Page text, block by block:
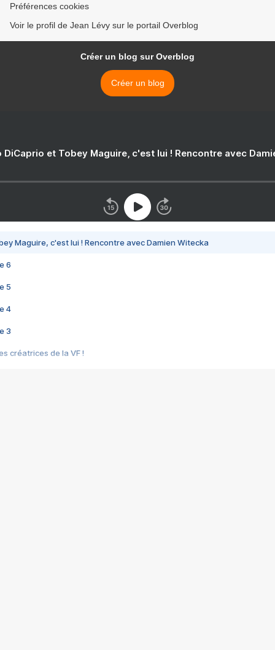
Préférences cookies
Voir le profil de Jean Lévy sur le portail Overblog
Créer un blog sur Overblog
Créer un blog
DiCaprio et Tobey Maguire, c'est lui ! Rencontre avec
Maguire, c'est lui ! Rencontre avec Damien Witecka
6
5
4
3
créatrices de la VF !